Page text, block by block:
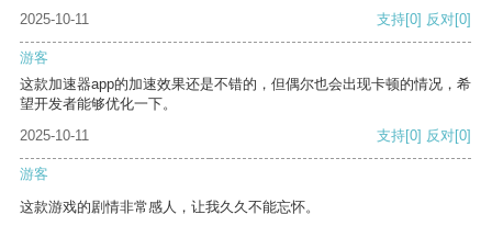
2025-10-11
支持[0] 反对[0]
游客
这款加速器app的加速效果还是不错的，但偶尔也会出现卡顿的情况，希
望开发者能够优化一下。
2025-10-11
支持[0] 反对[0]
游客
这款游戏的剧情非常感人，让我久久不能忘怀。